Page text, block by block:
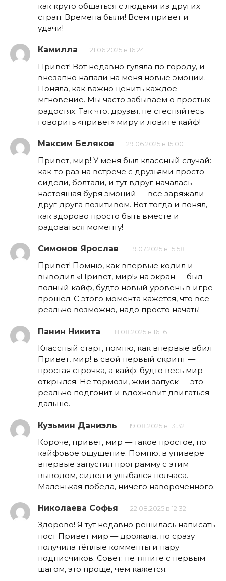
как круто общаться с людьми из других
стран. Времена были! Всем привет и
удачи!
Камилла 21.06.2025 в 16:24
Привет! Вот недавно гуляла по городу, и
внезапно напали на меня новые эмоции.
Поняла, как важно ценить каждое
мгновение. Мы часто забываем о простых
радостях. Так что, друзья, не стесняйтесь
говорить «привет» миру и ловите кайф!
Максим Беляков 29.06.2025 в 15:00
Привет, мир! У меня был классный случай:
как-то раз на встрече с друзьями просто
сидели, болтали, и тут вдруг началась
настоящая буря эмоций — все заряжали
друг друга позитивом. Вот тогда и понял,
как здорово просто быть вместе и
радоваться моменту!
Симонов Ярослав 19.07.2025 в 15:58
Привет! Помню, как впервые кодил и
выводил «Привет, мир!» на экран — был
полный кайф, будто новый уровень в игре
прошёл. С этого момента кажется, что всё
реально возможно, надо просто начать!
Панин Никита 18.08.2025 в 16:16
Классный старт, помню, как впервые вбил
Привет, мир! в свой первый скрипт —
простая строчка, а кайф: будто весь мир
открылся. Не тормози, жми запуск — это
реально подгонит и вдохновит двигаться
дальше.
Кузьмин Даниэль 19.08.2025 в 13:32
Короче, привет, мир — такое простое, но
кайфовое ощущение. Помню, в универе
впервые запустил программу с этим
выводом, сидел и улыбался полчаса.
Маленькая победа, ничего навороченного.
Николаева Софья 22.08.2025 в 12:32
Здорово! Я тут недавно решилась написать
пост Привет мир — дрожала, но сразу
получила тёплые комменты и пару
подписчиков. Совет: не тяните с первым
шагом, это проще, чем кажется.